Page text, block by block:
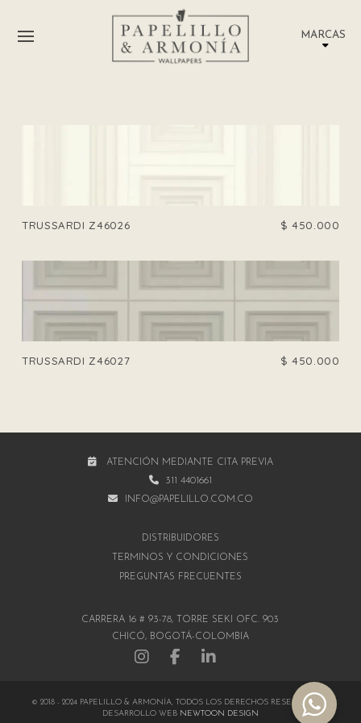
MARCAS
TRUSSARDI Z46026 $ 450.000
TRUSSARDI Z46027 $ 450.000
ATENCIÓN MEDIANTE CITA PREVIA
311 4401661
INFO@PAPELILLO.COM.CO
DISTRIBUIDORES
TÉRMINOS Y CONDICIONES
PREGUNTAS FRECUENTES
CARRERA 16 # 93-78, TORRE SEKI OFC. 903
CHICÓ, BOGOTÁ-COLOMBIA
© 2018 - 2024 PAPELILLO & ARMONÍA, TODOS LOS DERECHOS RESERVADOS |
DESARROLLO WEB NEWTOON DESIGN